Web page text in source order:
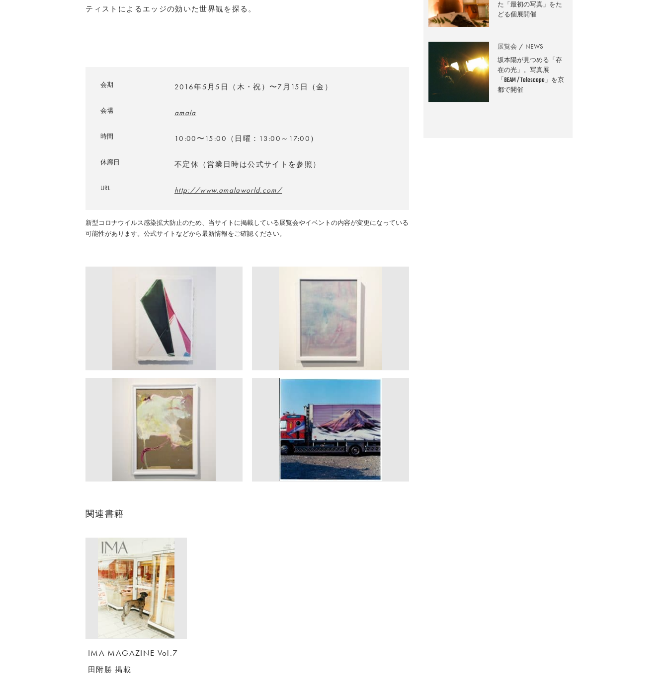
ティストによるエッジの効いた世界観を探る。
会期 2016年5月5日（木・祝）〜7月15日（金）
会場 amala
時間 10:00〜15:00（日曜：13:00～17:00）
休廊日 不定休（営業日時は公式サイトを参照）
URL http://www.amalaworld.com/
新型コロナウイルス感染拡大防止のため、当サイトに掲載している展覧会やイベントの内容が変更になっている
可能性があります。公式サイトなどから最新情報をご確認ください。
関連書籍
IMA MAGAZINE Vol.7
田附勝 掲載
た「最初の写真」をた
どる個展開催
展覧会 NEWS
坂本陽が見つめる「存
在の光」。写真展
「BEAM / Telescope」を京
都で開催